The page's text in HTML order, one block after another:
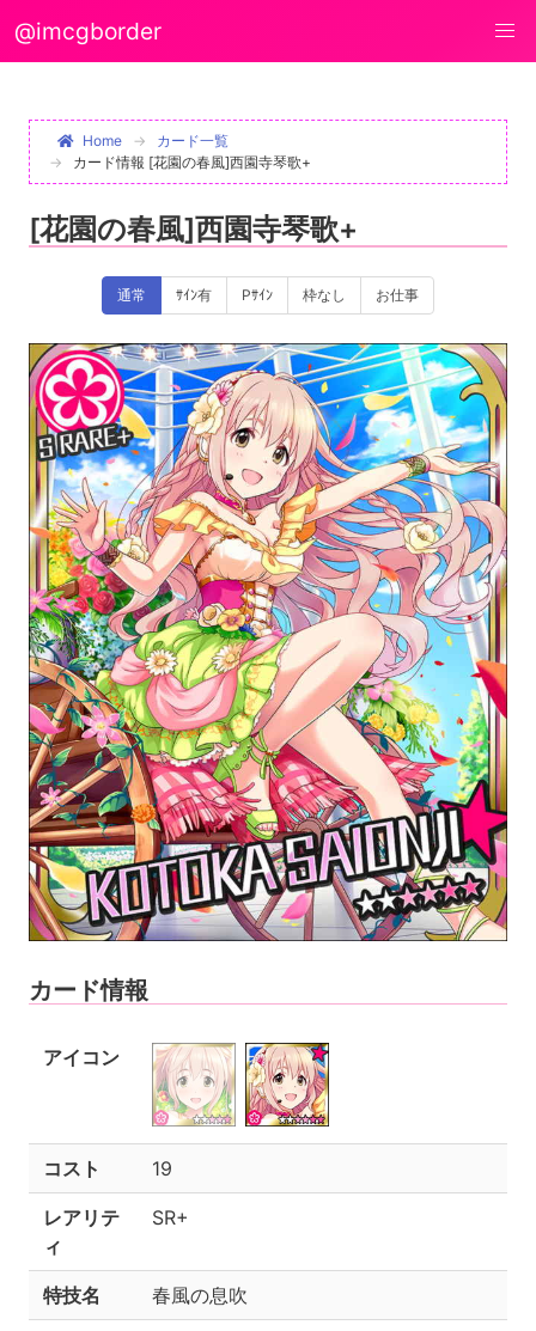
@imcgborder
Home
カード一覧
カード情報 [花園の春風]西園寺琴歌+
[花園の春風]西園寺琴歌+
通常 ｻｲﾝ有 Pｻｲﾝ 枠なし お仕事
カード情報
アイコン
コスト 19
レアリテ
ィ
SR+
特技名 春風の息吹